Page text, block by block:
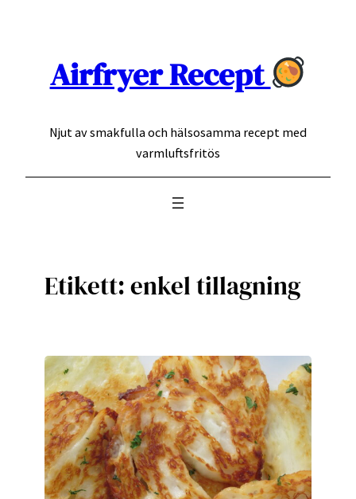
Airfryer Recept
Njut av smakfulla och hälsosamma recept med
varmluftsfritös
Etikett:enkel tillagning